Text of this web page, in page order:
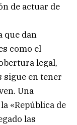
de actuar de
que dan
como el
legal,
sigue en tener
Una
«República de
las